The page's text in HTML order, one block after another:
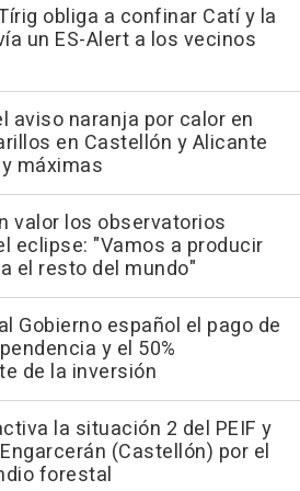
obliga a confinar Catí y la
un ES-Alert a los vecinos
aviso naranja por calor en
en Castellón y Alicante
máximas
valor los observatorios
eclipse: "Vamos a producir
el resto del mundo"
Gobierno español el pago de
y el 50%
de la inversión
la situación 2 del PEIF y
(Castellón) por el
forestal